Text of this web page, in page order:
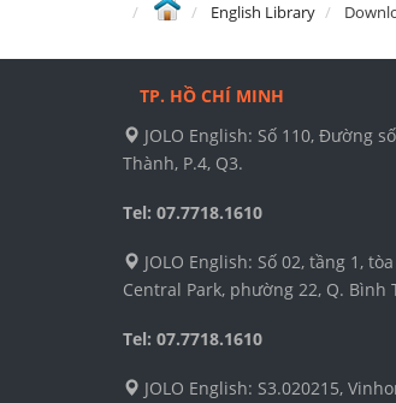
English Library
TP. HỒ CHÍ MINH
JOLO English: Số 110, Đường
Thành, P.4, Q3.
Tel: 07.7718.1610
JOLO English: Số 02, tầng 1,
Central Park, phường 22, Q. Bình
Tel: 07.7718.1610
JOLO English: S3.020215,